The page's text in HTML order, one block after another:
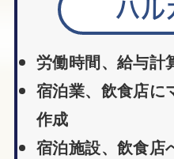
労働時間、給与計
宿泊業、飲食店に
作成
宿泊施設、飲食店